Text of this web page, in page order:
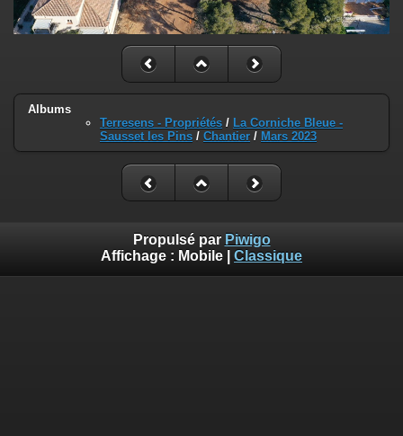
Albums
Terresens - Propriétés / La Corniche Bleue -
Sausset les Pins / Chantier / Mars 2023
Propulsé par Piwigo
Affichage : Mobile Classique